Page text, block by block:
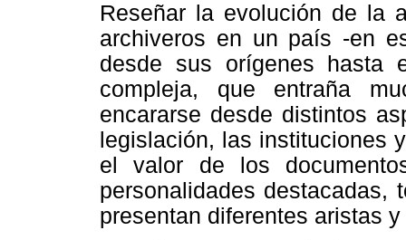
Reseñar la evolución de la
archiveros en un país -en
desde sus orígenes
compleja, que entraña
encararse desde distintos
legislación, las instituciones
el valor de los
personalidades destacadas,
presentan diferentes aristas